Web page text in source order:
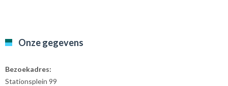
Onze gegevens
Bezoekadres:
Stationsplein 99